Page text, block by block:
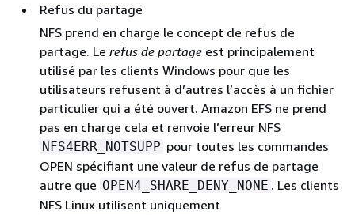
Refus du partage
NFS prend en charge le concept de refus de
partage. Le refus de partage est principalement
utilisé par les clients Windows pour que les
utilisateurs refusent à d’autres l’accès à un fichier
particulier qui a été ouvert. Amazon EFS ne prend
pas en charge cela et renvoie l’erreur NFS
NFS4ERR_NOTSUPP pour toutes les commandes
OPEN spécifiant une valeur de refus de partage
autre que OPEN4_SHARE_DENY_NONE . Les clients
NFS Linux utilisent uniquement